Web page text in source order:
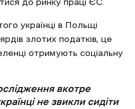
до ринку праці ЄС.
українці в Польщі
злотих податків, це
отримують соціальну
вкотре
не звикли сидіти